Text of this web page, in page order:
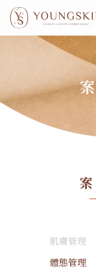
肌膚管理
體態管理